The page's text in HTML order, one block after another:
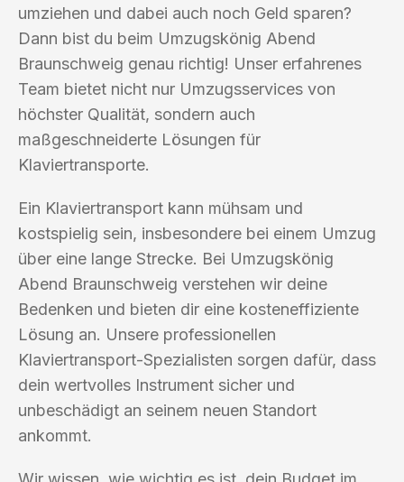
umziehen und dabei auch noch Geld sparen?
Dann bist du beim Umzugskönig Abend
Braunschweig genau richtig! Unser erfahrenes
Team bietet nicht nur Umzugsservices von
höchster Qualität, sondern auch
maßgeschneiderte Lösungen für
Klaviertransporte.
Ein Klaviertransport kann mühsam und
kostspielig sein, insbesondere bei einem Umzug
über eine lange Strecke. Bei Umzugskönig
Abend Braunschweig verstehen wir deine
Bedenken und bieten dir eine kosteneffiziente
Lösung an. Unsere professionellen
Klaviertransport-Spezialisten sorgen dafür, dass
dein wertvolles Instrument sicher und
unbeschädigt an seinem neuen Standort
ankommt.